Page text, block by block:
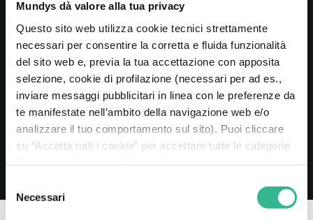
Mundys dà valore alla tua privacy
Questo sito web utilizza cookie tecnici strettamente
necessari per consentire la corretta e fluida funzionalità
del sito web e, previa la tua accettazione con apposita
selezione, cookie di profilazione (necessari per ad es.,
inviare messaggi pubblicitari in linea con le preferenze da
te manifestate nell’ambito della navigazione web e/o
analizzare il tuo comportamento sul sito). Puoi cliccare
su “Accetta tutti i cookie” per accettare tutte le categorie
su “Personalizza” per decidere quali cookie accettare.
delNecessari
20 MAGGIO 2026
Mundys estende al 2030 la Revolving Credit
Facility da 2 miliardi di euro
Leggi di più